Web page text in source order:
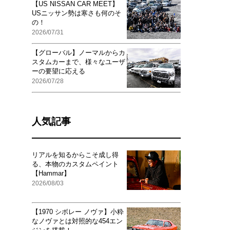
【US NISSAN CAR MEET】
USニッサン勢は寒さも何のそ
の！
2026/07/31
【グローバル】ノーマルからカ
スタムカーまで、様々なユーザ
ーの要望に応える
2026/07/28
人気記事
リアルを知るからこそ成し得
る、本物のカスタムペイント
【Hammar】
2026/08/03
【1970 シボレー ノヴァ】小粋
なノヴァとは対照的な454エン